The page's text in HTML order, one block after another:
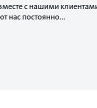
с нашими
нас постоянно